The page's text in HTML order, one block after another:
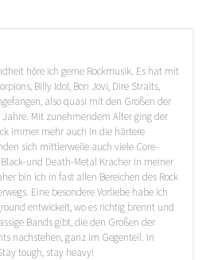
höre ich gerne Rockmusik. Es hat mit
Billy Idol, Bon Jovi, Dire Straits,
also quasi mit den Großen der
Mit zunehmendem Alter ging der
immer mehr auch in die härtere
sich mittlerweile auch viele Core-
und Death-Metal Kracher in meiner
bin ich in fast allen Bereichen des Rock
Eine besondere Vorliebe habe ich
entwickelt, wo es richtig brennt und
Bands gibt, die den Großen der
nachstehen, ganz im Gegenteil. In
tough, stay heavy!